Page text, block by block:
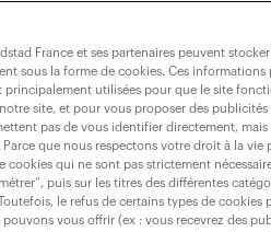
55 000 € / an
France et ses partenaires peuvent
sous la forme de cookies. Ces informations
principalement utilisées pour que le site
site, et pour vous proposer des publicités
pas de vous identifier directement,
que nous respectons votre droit à la vie
cookies qui ne sont pas strictement
puis sur les titres des différentes
le refus de certains types de cookies
vous offrir (ex : vous recevrez des